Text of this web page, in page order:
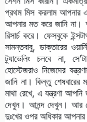
প্রথম মিস করলাম আপনার
আপনার মত করে জানি না।
রিসার্চ করে। ফেসবুকে
সামন্তবাবু, ডাক্তারের
ট্র্যাভেলিং চলবে না,
হোস্টেজরাও নিজেদের
জানি না। কিন্তু
মাথা রেখে, এ যন্ত্রণা
দেখুন। আনন্দ দেখুন। আর
দুঃখের ওপর অধিকার